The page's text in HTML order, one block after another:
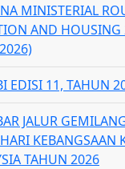
MINISTERIAL
AND
EDISI 11, TAHUN
JALUR
KEBANGSAAN
TAHUN 2026